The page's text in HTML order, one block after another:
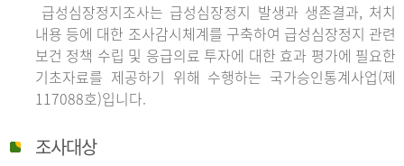
급성심장정지조사는 급성심장정지 발생과 생존결과, 처치
내용 등에 대한 조사감시체계를 구축하여 급성심장정지 관련
보건 정책 수립 및 응급의료 투자에 대한 효과 평가에 필요한
기초자료를 제공하기 위해 수행하는 국가승인통계사업(제
117088호)입니다.
조사대상